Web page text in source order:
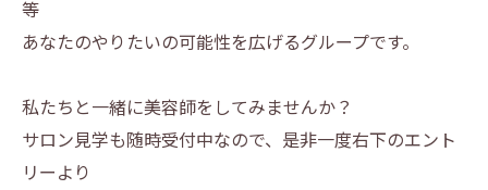
等
あなたのやりたいの可能性を広げるグループです。
私たちと一緒に美容師をしてみませんか？
サロン見学も随時受付中なので、是非一度右下のエント
リーより